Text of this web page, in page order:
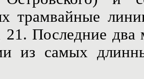
трамвайные
Последние два
из самых